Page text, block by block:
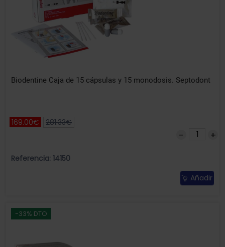
Biodentine Caja de 15 cápsulas y 15 monodosis. Septodont
169.00€ 281.33€
Referencia: 14150
Añadir
-33% DTO